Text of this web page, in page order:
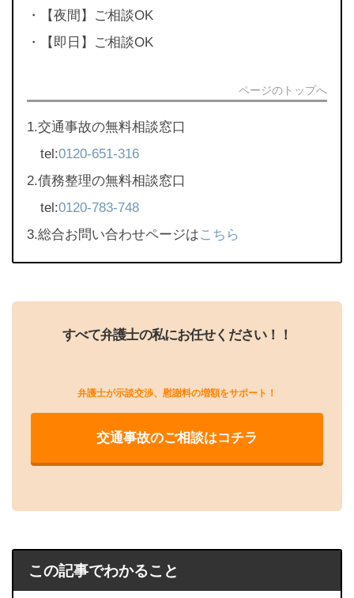
・【夜間】ご相談OK
・【即日】ご相談OK
ページのトップへ
1.交通事故の無料相談窓口
tel:0120-651-316
2.債務整理の無料相談窓口
tel:0120-783-748
3.総合お問い合わせページはこちら
すべて弁護士の私にお任せください！！
弁護士が示談交渉、慰謝料の増額をサポート！
交通事故のご相談はコチラ
この記事でわかること